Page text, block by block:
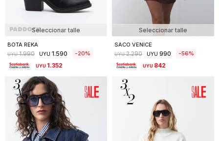
Seleccionar talle
BOTA REKA
UYU 1.990 UYU 1.590 20
UYU 1.352
Seleccionar talle
SACO VENICE
UYU 2.290 UYU 990 56
UYU 842